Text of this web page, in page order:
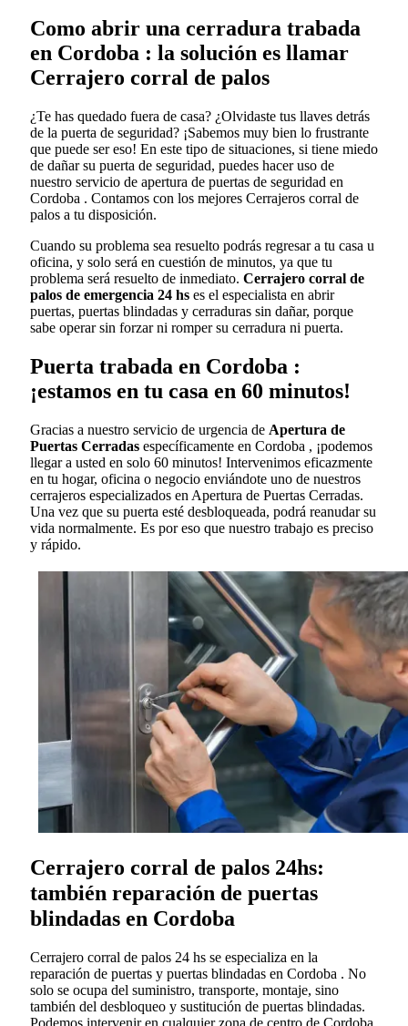
Como abrir una cerradura trabada
en Cordoba : la solución es llamar
Cerrajero corral de palos
¿Te has quedado fuera de casa? ¿Olvidaste tus llaves detrás
de la puerta de seguridad? ¡Sabemos muy bien lo frustrante
que puede ser eso! En este tipo de situaciones, si tiene miedo
de dañar su puerta de seguridad, puedes hacer uso de
nuestro servicio de apertura de puertas de seguridad en
Cordoba . Contamos con los mejores Cerrajeros corral de
palos a tu disposición.
Cuando su problema sea resuelto podrás regresar a tu casa u
oficina, y solo será en cuestión de minutos, ya que tu
problema será resuelto de inmediato. Cerrajero corral de
palos de emergencia 24 hs es el especialista en abrir
puertas, puertas blindadas y cerraduras sin dañar, porque
sabe operar sin forzar ni romper su cerradura ni puerta.
Puerta trabada en Cordoba :
¡estamos en tu casa en 60 minutos!
Gracias a nuestro servicio de urgencia de Apertura de
Puertas Cerradas específicamente en Cordoba , ¡podemos
llegar a usted en solo 60 minutos! Intervenimos eficazmente
en tu hogar, oficina o negocio enviándote uno de nuestros
cerrajeros especializados en Apertura de Puertas Cerradas.
Una vez que su puerta esté desbloqueada, podrá reanudar su
vida normalmente. Es por eso que nuestro trabajo es preciso
y rápido.
Cerrajero corral de palos 24hs:
también reparación de puertas
blindadas en Cordoba
Cerrajero corral de palos 24 hs se especializa en la
reparación de puertas y puertas blindadas en Cordoba . No
solo se ocupa del suministro, transporte, montaje, sino
también del desbloqueo y sustitución de puertas blindadas.